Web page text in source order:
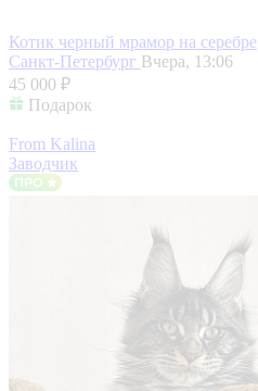
Котик черный мрамор на серебре
Санкт-Петербург Вчера, 13:06
45 000 ₽
Подарок
From Kalina
Заводчик